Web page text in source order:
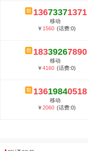
13673371371
移动
￥ 1560 (话费:0)
18339267890
移动
￥4160 (话费:0)
13619840518
移动
￥2060 (话费:0)